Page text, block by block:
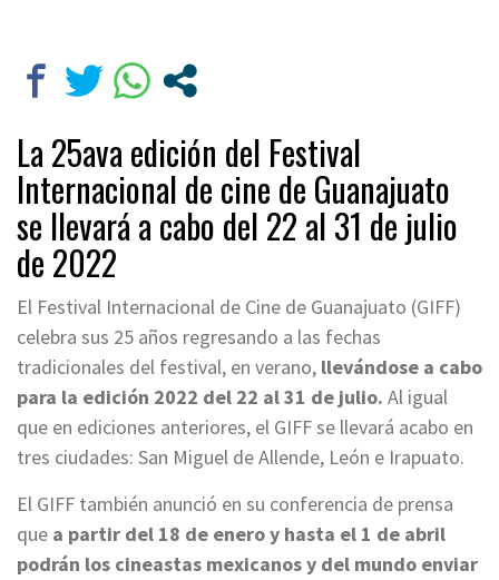
La 25ava edición del Festival
Internacional de cine de Guanajuato
se llevará a cabo del 22 al 31 de julio
de 2022
El Festival Internacional de Cine de Guanajuato (GIFF)
celebra sus 25 años regresando a las fechas
tradicionales del festival, en verano, llevándose a cabo
para la edición 2022 del 22 al 31 de julio. Al igual
que en ediciones anteriores, el GIFF se llevará acabo en
tres ciudades: San Miguel de Allende, León e Irapuato.
El GIFF también anunció en su conferencia de prensa
que a partir del 18 de enero y hasta el 1 de abril
podrán los cineastas mexicanos y del mundo enviar